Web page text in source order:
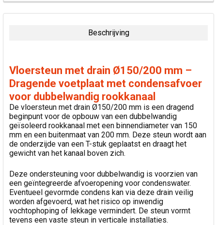
VAAK
SAMEN
VOEG
GESELECTEERDE
TOE AAN
WINKELWAGEN
Beschrijving
Vloersteun met drain Ø150/200 mm –
Dragende voetplaat met condensafvoer
voor dubbelwandig rookkanaal
De vloersteun met drain Ø150/200 mm is een dragend
beginpunt voor de opbouw van een dubbelwandig
geïsoleerd rookkanaal met een binnendiameter van 150
mm en een buitenmaat van 200 mm. Deze steun wordt aan
de onderzijde van een T-stuk geplaatst en draagt het
gewicht van het kanaal boven zich.
Deze ondersteuning voor dubbelwandig is voorzien van
een geïntegreerde afvoeropening voor condenswater.
Eventueel gevormde condens kan via deze drain veilig
worden afgevoerd, wat het risico op inwendig
vochtophoping of lekkage vermindert. De steun vormt
tevens een vaste steun in verticale installaties.